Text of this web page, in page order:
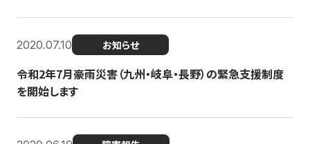
2020.07.10 お知らせ
令和2年7月豪雨災害（九州・岐阜・長野）の緊急支援制度
を開始します